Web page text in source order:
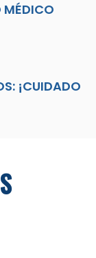
MÉDICO
¡CUIDADO